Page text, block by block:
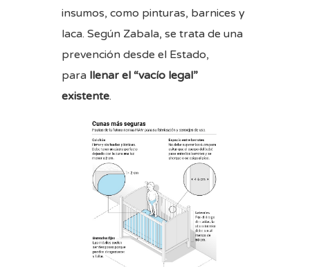
insumos, como pinturas, barnices y
laca. Según Zabala, se trata de una
prevención desde el Estado,
para llenar el “vacío legal”
existente.